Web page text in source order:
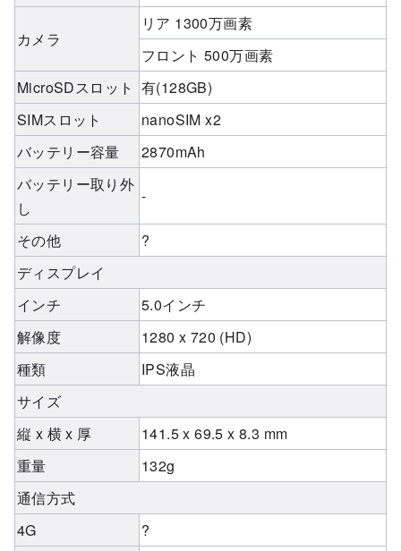
カメラ
リア 1300万画素
フロント 500万画素
MicroSDスロット 有(128GB)
SIMスロット
nanoSIM x2
バッテリー容量
2870mAh
バッテリー取り外
し
-
その他
?
ディスプレイ
インチ
5.0インチ
解像度
1280 x 720 (HD)
種類
IPS液晶
サイズ
縦 x 横 x 厚
141.5 x 69.5 x 8.3 mm
重量
132g
通信方式
4G
?